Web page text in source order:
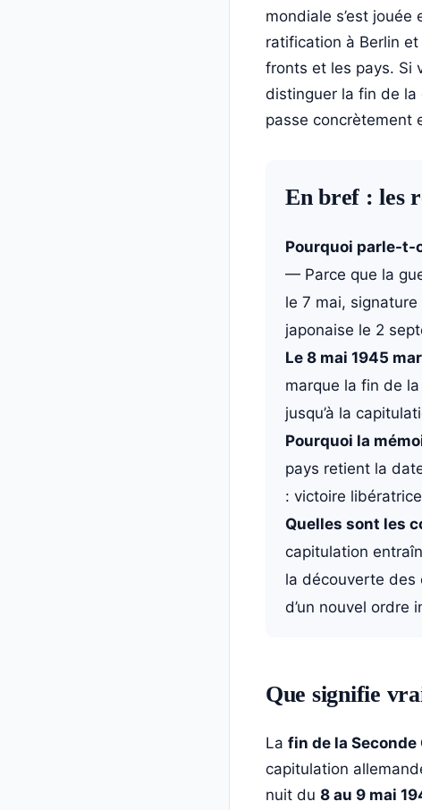
mondiale s’est
ratification à Berlin
fronts et les pays. Si
distinguer la fin de la
passe concrètement
En bref : les
Pourquoi parle-t-
— Parce que la
le 7 mai,
japonaise le 2
Le 8 mai 1945
marque la fin de
jusqu’à la
Pourquoi la
pays retient la
: victoire
Quelles sont les
capitulation
la découverte des
d’un nouvel ordre
Que signifie
La fin de la
capitulation
nuit du 8 au 9 mai